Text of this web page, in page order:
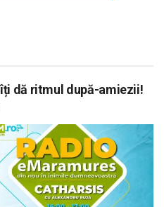
dă ritmul după-amiezii!